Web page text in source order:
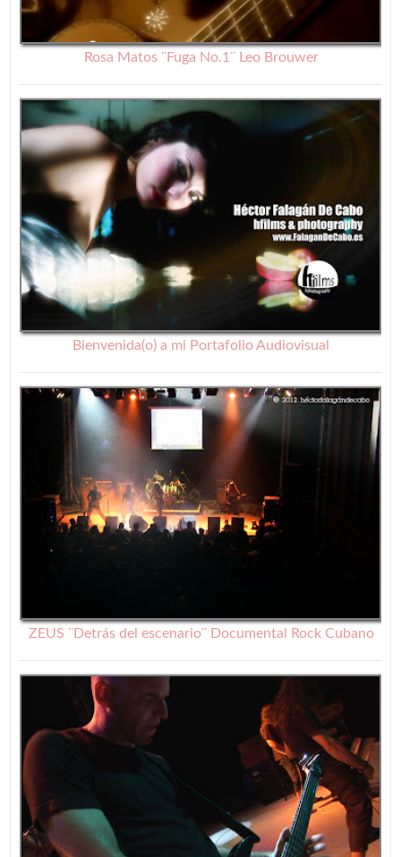
Rosa Matos ¨Fuga No.1¨ Leo Brouwer
Bienvenida(o) a mi Portafolio Audiovisual
ZEUS ¨Detrás del escenario¨ Documental Rock Cubano